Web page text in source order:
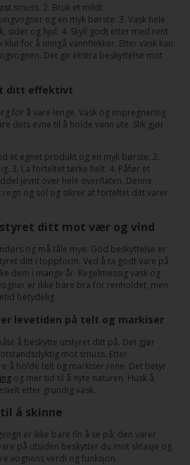
smuss. 2. Bruk et mildt
og en myk børste. 3. Vask hele
sider og hjul. 4. Skyll godt etter med rent
klut for å unngå vannflekker. Etter vask kan
Det gir ekstra beskyttelse mot
ditt effektivt
for å vare lenge. Vask og impregnering
dets evne til å holde vann ute. Slik gjør
et egnet produkt og en myk børste. 2.
3. La forteltet tørke helt. 4. Påfør et
jevnt over hele overflaten. Denne
og sol og sikrer at forteltet ditt varer
ditt mot vær og vind
og må tåle mye. God beskyttelse er
ditt i toppform. Ved å ta godt vare på
dem i mange år. Regelmessig vask og
er ikke bare bra for renholdet, men
betydelig.
levetiden på telt og markiser
å beskytte utstyret ditt på. Det gjør
mot smuss. Etter
å holde telt og markiser rene. Det betyr
og mer tid til å nyte naturen. Husk å
etter grundig vask.
å skinne
er ikke bare fin å se på; den varer
på utsiden beskytter du mot slitasje og
vognens verdi og funksjon.